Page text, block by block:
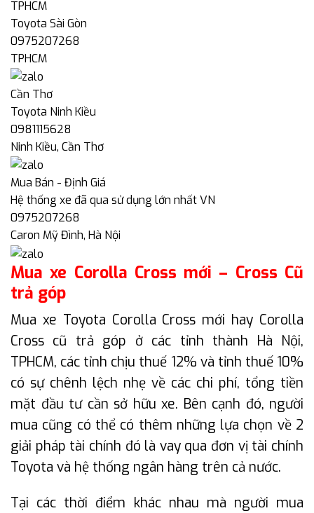
TPHCM
Toyota Sài Gòn
0975207268
TPHCM
Cần Thơ
Toyota Ninh Kiều
0981115628
Ninh Kiều, Cần Thơ
Mua Bán - Định Giá
Hệ thống xe đã qua sử dụng lớn nhất VN
0975207268
Caron Mỹ Đình, Hà Nội
Mua xe Corolla Cross mới – Cross Cũ
trả góp
Mua xe Toyota Corolla Cross mới hay Corolla
Cross cũ trả góp ở các tỉnh thành Hà Nội,
TPHCM, các tỉnh chịu thuế 12% và tỉnh thuế 10%
có sự chênh lệch nhẹ về các chi phí, tổng tiền
mặt đầu tư cần sở hữu xe. Bên cạnh đó, người
mua cũng có thể có thêm những lựa chọn về 2
giải pháp tài chính đó là vay qua đơn vị tài chính
Toyota và hệ thống ngân hàng trên cả nước.
Tại các thời điểm khác nhau mà người mua